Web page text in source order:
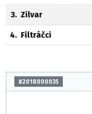
3. Zilvar
4. Filtráčci
#2018000035